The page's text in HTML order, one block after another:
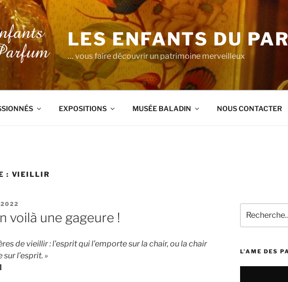
LES ENFANTS DU
… vous faire découvrir un patrimoine merveilleux
EXPOSITIONS MUSÉE BALADIN NOUS CONTACTER
: VIEILLIR
voilà une gageure !
de vieillir : l’esprit qui l’emporte sur la chair, ou la chair
l’esprit. »
pour
:
L’AME DES